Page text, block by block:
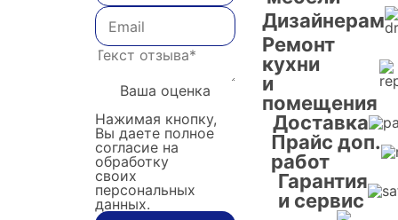
Ваша оценка
Нажимая кнопку,
Вы даете полное
согласие на
обработку
своих
персональных
данных.
Дизайнерам
Ремонт
кухни
и
помещения
Доставка
Прайс доп.
работ
Гарантия
и сервис